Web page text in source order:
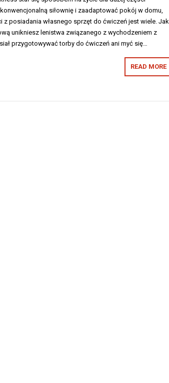
siłownię i zaadaptować pokój w domu,
z posiadania własnego sprzęt do ćwiczeń jest wiele. Jak
unikniesz lenistwa związanego z wychodzeniem z
przygotowywać torby do ćwiczeń ani myć się…
READ MORE